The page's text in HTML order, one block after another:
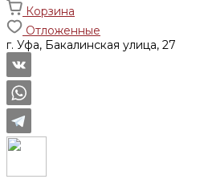
Корзина
Отложенные
г. Уфа, Бакалинская улица, 27